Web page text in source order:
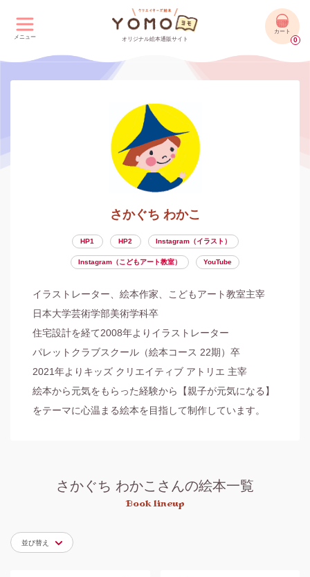
メニュー オリジナル絵本通販サイト
カート
0
さかぐち わかこ
HP1 HP2 Instagram（イラスト）
Instagram（こどもアート教室） YouTube
イラストレーター、絵本作家、こどもアート教室主宰
日本大学芸術学部美術学科卒
住宅設計を経て2008年よりイラストレーター
パレットクラブスクール（絵本コース 22期）卒
2021年よりキッズ クリエイティブ アトリエ 主宰
絵本から元気をもらった経験から【親子が元気になる】
さかぐち わかこさんの絵本一覧
Book lineup
並び替え